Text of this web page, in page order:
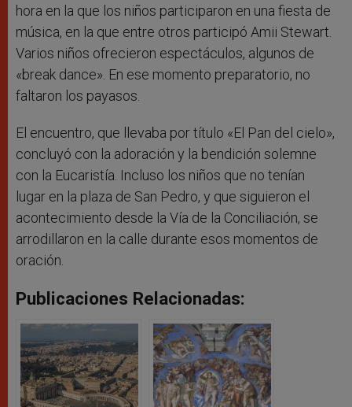
hora en la que los niños participaron en una fiesta de
música, en la que entre otros participó Amii Stewart.
Varios niños ofrecieron espectáculos, algunos de
«break dance». En ese momento preparatorio, no
faltaron los payasos.
El encuentro, que llevaba por título «El Pan del cielo»,
concluyó con la adoración y la bendición solemne
con la Eucaristía. Incluso los niños que no tenían
lugar en la plaza de San Pedro, y que siguieron el
acontecimiento desde la Vía de la Conciliación, se
arrodillaron en la calle durante esos momentos de
oración.
Publicaciones Relacionadas: